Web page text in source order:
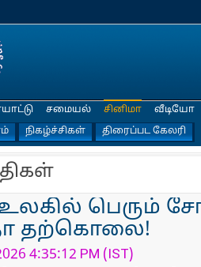
சமையல்
சினிமா
நிகழ்ச்சிகள் திரைப்பட கேலரி
வீடியோ
பெரும்
தற்கொலை!
4:35:12 PM (IST)